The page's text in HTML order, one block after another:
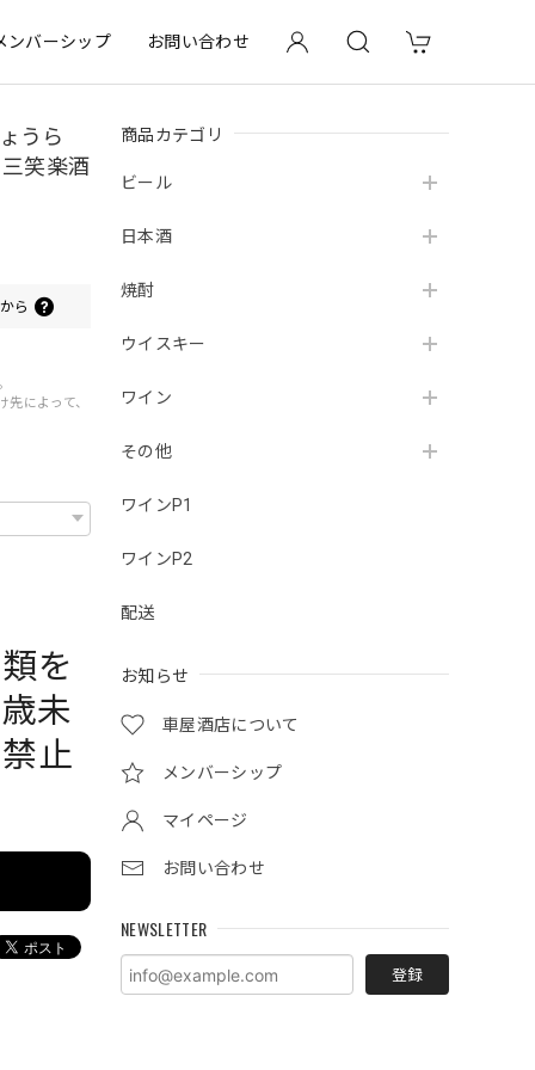
ンバーシップ お問い合わせ
商品カテゴリ
ビール
日本酒
焼酎
ウイスキー
ワイン
その他
ワインP1
ワインP2
配送
お知らせ
車屋酒店について
メンバーシップ
マイページ
お問い合わせ
NEWSLETTER
登録
うら
笑楽酒
から
によって、
を
未
止